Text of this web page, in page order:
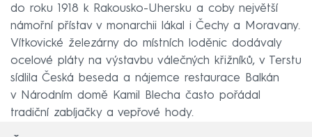
do roku 1918 k Rakousko-Uhersku a coby největší
námořní přístav v monarchii lákal i Čechy a Moravany.
Vítkovické železárny do místních loděnic dodávaly
ocelové pláty na výstavbu válečných křižníků, v Terstu
sídlila Česká beseda a nájemce restaurace Balkán
v Národním domě Kamil Blecha často pořádal
tradiční zabíjačky a vepřové hody.